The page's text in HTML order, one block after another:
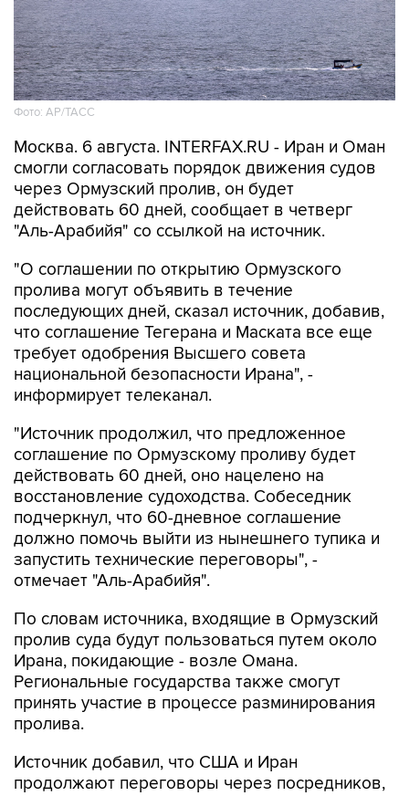
Фото: AP/ТАСС
Москва. 6 августа. INTERFAX.RU - Иран и Оман
смогли согласовать порядок движения судов
через Ормузский пролив, он будет
действовать 60 дней, сообщает в четверг
"Аль-Арабийя" со ссылкой на источник.
"О соглашении по открытию Ормузского
пролива могут объявить в течение
последующих дней, сказал источник, добавив,
что соглашение Тегерана и Маската все еще
требует одобрения Высшего совета
национальной безопасности Ирана", -
информирует телеканал.
"Источник продолжил, что предложенное
соглашение по Ормузскому проливу будет
действовать 60 дней, оно нацелено на
восстановление судоходства. Собеседник
подчеркнул, что 60-дневное соглашение
должно помочь выйти из нынешнего тупика и
запустить технические переговоры", -
отмечает "Аль-Арабийя".
По словам источника, входящие в Ормузский
пролив суда будут пользоваться путем около
Ирана, покидающие - возле Омана.
Региональные государства также смогут
принять участие в процессе разминирования
пролива.
Источник добавил, что США и Иран
продолжают переговоры через посредников,